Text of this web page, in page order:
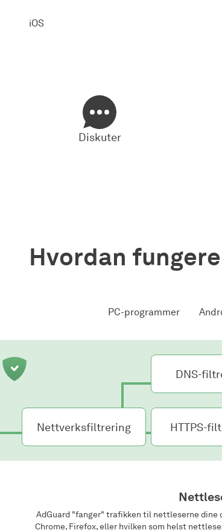
iOS
Diskuter
Hvordan
PC-programmer
DNS-
Nettverksfiltrering HTTPS-
AdGuard "fanger" trafikken til nettleserne dine
Chrome, Firefox, eller hvilken som helst